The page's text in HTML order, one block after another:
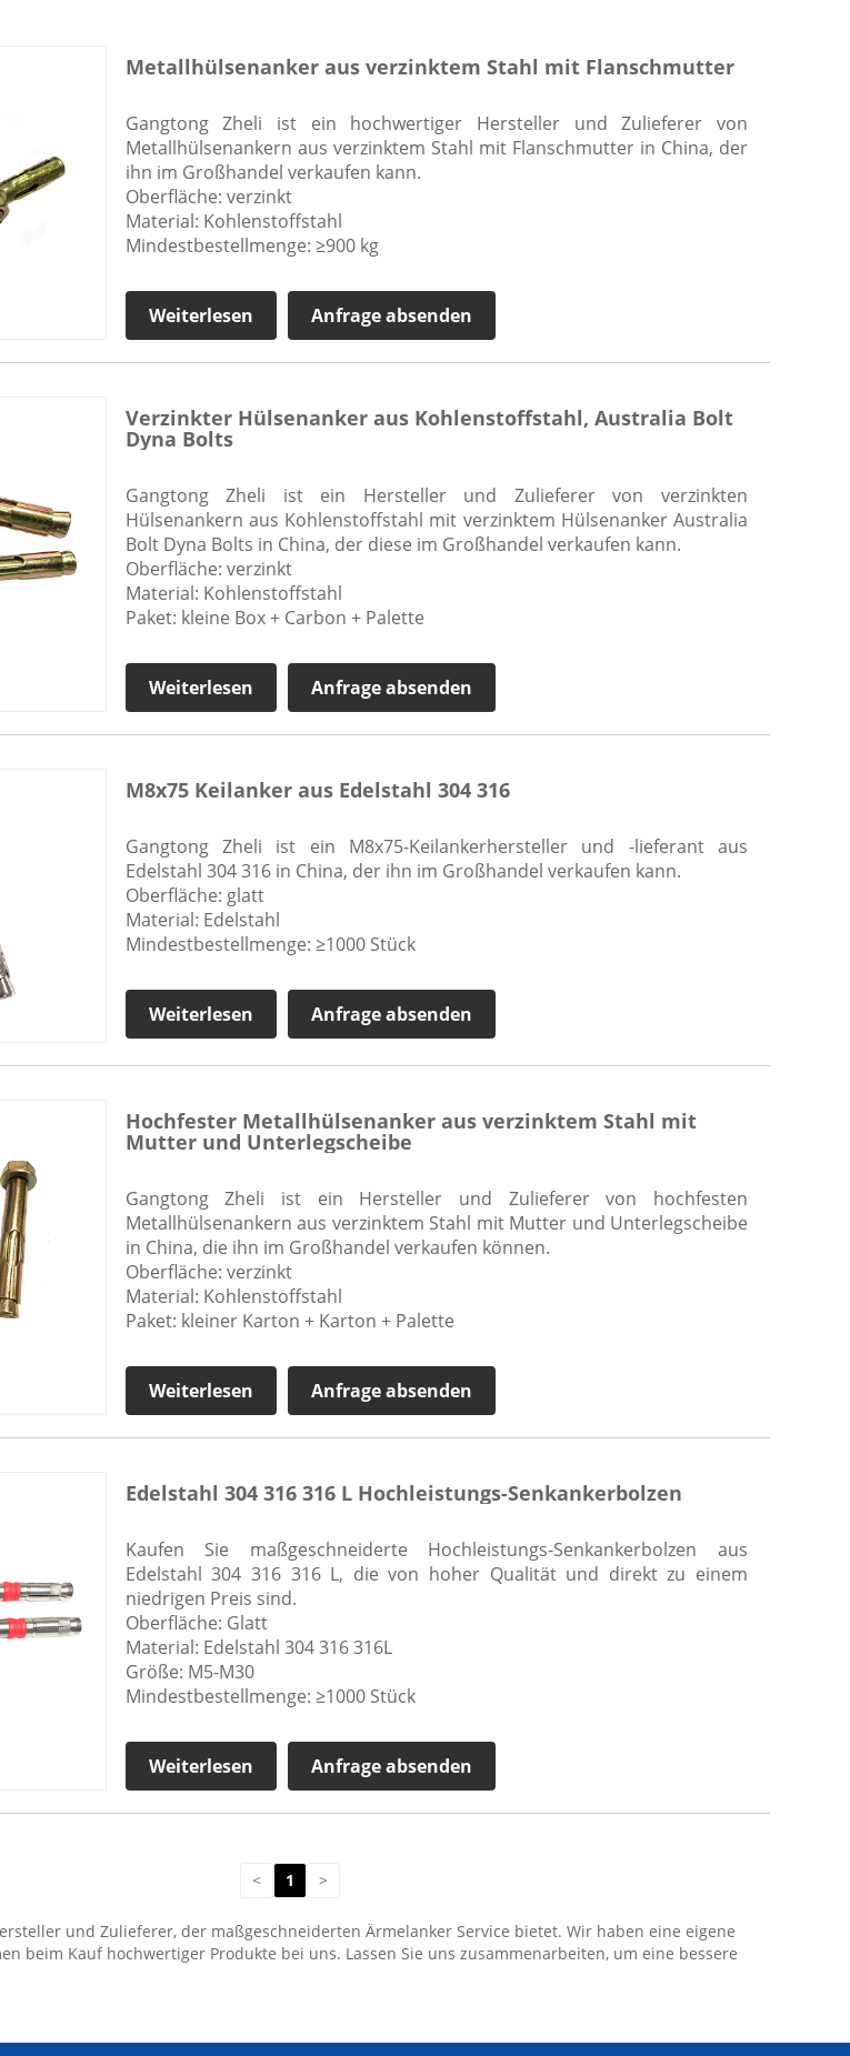
Metallhülsenanker aus verzinktem Stahl mit Flanschmutter
Gangtong Zheli ist ein hochwertiger Hersteller und Zulieferer von
Metallhülsenankern aus verzinktem Stahl mit Flanschmutter in China, der
ihn im Großhandel verkaufen kann.
Oberfläche: verzinkt
Material: Kohlenstoffstahl
Mindestbestellmenge: ≥900 kg
Weiterlesen Anfrage absenden
Verzinkter Hülsenanker aus Kohlenstoffstahl, Australia Bolt
Dyna Bolts
Gangtong Zheli ist ein Hersteller und Zulieferer von verzinkten
Hülsenankern aus Kohlenstoffstahl mit verzinktem Hülsenanker Australia
Bolt Dyna Bolts in China, der diese im Großhandel verkaufen kann.
Oberfläche: verzinkt
Material: Kohlenstoffstahl
Paket: kleine Box + Carbon + Palette
Weiterlesen Anfrage absenden
M8x75 Keilanker aus Edelstahl 304 316
Gangtong Zheli ist ein M8x75-Keilankerhersteller und -lieferant aus
Edelstahl 304 316 in China, der ihn im Großhandel verkaufen kann.
Oberfläche: glatt
Material: Edelstahl
Mindestbestellmenge: ≥1000 Stück
Weiterlesen Anfrage absenden
Hochfester Metallhülsenanker aus verzinktem Stahl mit
Mutter und Unterlegscheibe
Gangtong Zheli ist ein Hersteller und Zulieferer von hochfesten
Metallhülsenankern aus verzinktem Stahl mit Mutter und Unterlegscheibe
in China, die ihn im Großhandel verkaufen können.
Oberfläche: verzinkt
Material: Kohlenstoffstahl
Paket: kleiner Karton + Karton + Palette
Weiterlesen Anfrage absenden
Edelstahl 304 316 316 L Hochleistungs-Senkankerbolzen
Kaufen Sie maßgeschneiderte Hochleistungs-Senkankerbolzen aus
Edelstahl 304 316 316 L, die von hoher Qualität und direkt zu einem
niedrigen Preis sind.
Oberfläche: Glatt
Material: Edelstahl 304 316 316L
Größe: M5-M30
Mindestbestellmenge: ≥1000 Stück
Weiterlesen Anfrage absenden
< 1 >
und Zulieferer, der maßgeschneiderten Ärmelanker Service bietet. Wir haben eine eigene
beim Kauf hochwertiger Produkte bei uns. Lassen Sie uns zusammenarbeiten, um eine bessere